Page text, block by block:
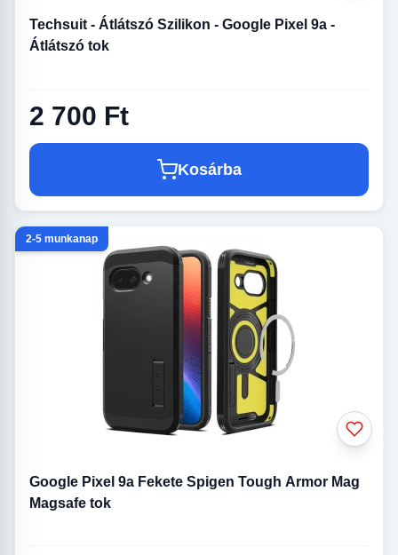
Techsuit - Átlátszó Szilikon - Google Pixel 9a -
Átlátszó tok
2 700 Ft
Kosárba
2-5 munkanap
Google Pixel 9a Fekete Spigen Tough Armor Mag
Magsafe tok